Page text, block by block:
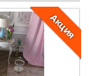
Акция